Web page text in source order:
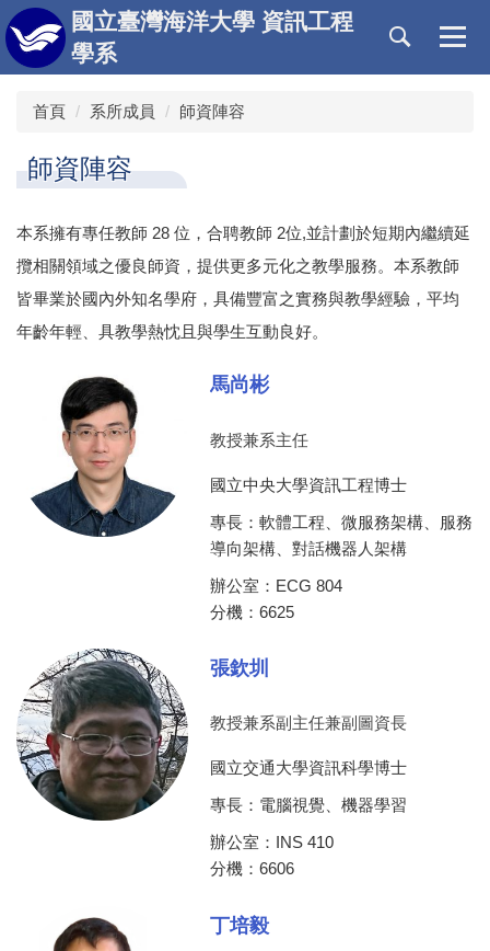
跳
到
主
國立臺灣海洋大學 資訊工程
學系
首頁 系所成員 師資陣容
師資陣容
本系擁有專任教師 28 位，合聘教師 2位,並計劃於短期內繼續延
攬相關領域之優良師資，提供更多元化之教學服務。本系教師
皆畢業於國內外知名學府，具備豐富之實務與教學經驗，平均
年齡年輕、具教學熱忱且與學生互動良好。
馬尚彬
教授兼系主任
國立中央大學資訊工程博士
專長：軟體工程、微服務架構、服務
導向架構、對話機器人架構
辦公室：ECG 804
分機：6625
張欽圳
教授兼系副主任兼副圖資長
國立交通大學資訊科學博士
專長：電腦視覺、機器學習
辦公室：INS 410
分機：6606
丁培毅